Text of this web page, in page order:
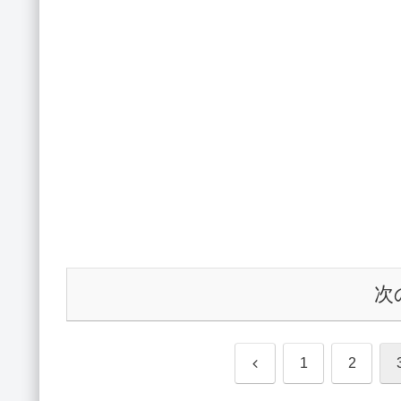
次
前 1 2